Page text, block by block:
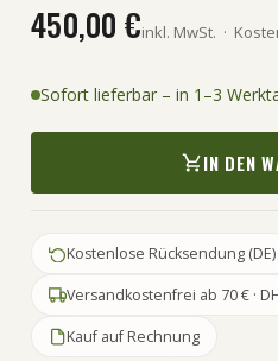
450,00 €inkl. MwSt. ·
Sofort lieferbar – in 1–3
IN DEN
Kostenlose Rücksendung (DE)
Versandkostenfrei ab 70 € ·
Kauf auf Rechnung